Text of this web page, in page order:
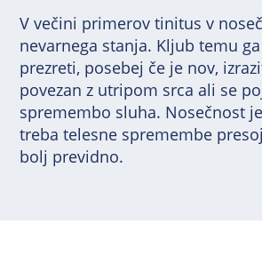
V večini primerov tinitus v
nevarnega stanja. Kljub temu
prezreti, posebej če je nov,
povezan z utripom srca ali se
spremembo sluha. Nosečnost
treba telesne spremembe
bolj previdno.